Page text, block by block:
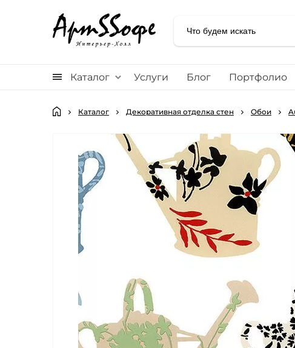
Каталог Услуги Блог Портфолио
Каталог Декоративная отделка стен Обои